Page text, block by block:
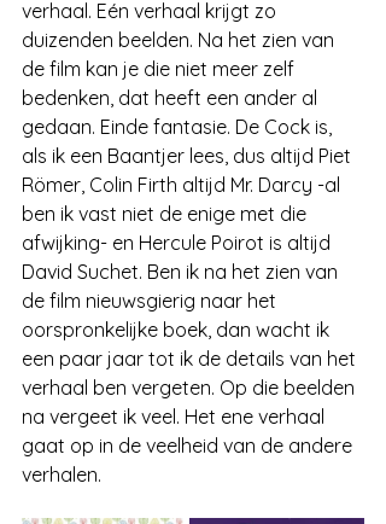
verhaal. Eén verhaal krijgt zo
duizenden beelden. Na het zien van
de film kan je die niet meer zelf
bedenken, dat heeft een ander al
gedaan. Einde fantasie. De Cock is,
als ik een Baantjer lees, dus altijd Piet
Römer, Colin Firth altijd Mr. Darcy -al
ben ik vast niet de enige met die
afwijking- en Hercule Poirot is altijd
David Suchet. Ben ik na het zien van
de film nieuwsgierig naar het
oorspronkelijke boek, dan wacht ik
een paar jaar tot ik de details van het
verhaal ben vergeten. Op die beelden
na vergeet ik veel. Het ene verhaal
gaat op in de veelheid van de andere
verhalen.